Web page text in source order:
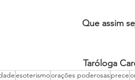
Que assim
Taróloga
esoterismoorações poderosasprece